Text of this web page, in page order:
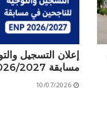
إعلان التسجيل
مسابقة ENP 2026/2027
10/07/2026